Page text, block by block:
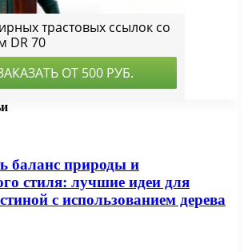
баланс природы и
стиля: лучшие идеи для
с использованием дерева